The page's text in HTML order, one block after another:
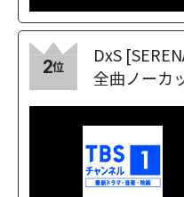
2位
DxS
全曲ノーカ